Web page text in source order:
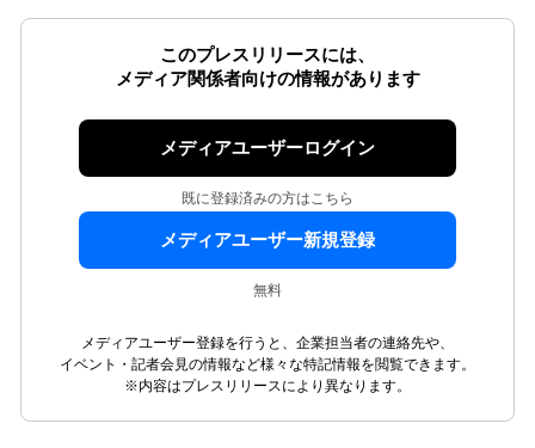
このプレスリリースには、
メディア関係者向けの情報があります
メディアユーザーログイン
既に登録済みの方はこちら
メディアユーザー新規登録
無料
メディアユーザー登録を行うと、企業担当者の連絡先や、
イベント・記者会見の情報など様々な特記情報を閲覧できます。
※内容はプレスリリースにより異なります。